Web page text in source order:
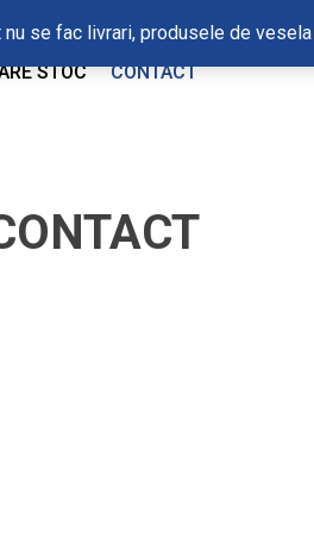
se fac livrari, produsele de
STOC CONTACT